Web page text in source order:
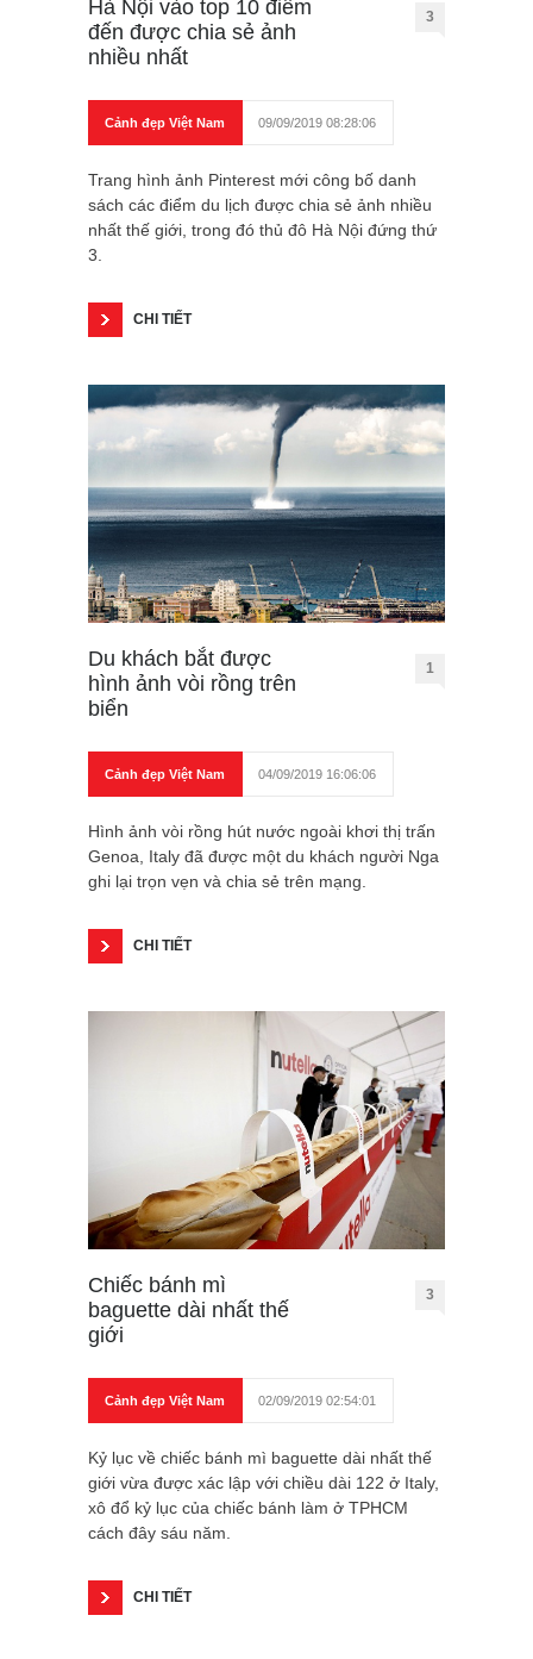
Hà Nội vào top 10 điểm
đến được chia sẻ ảnh
nhiều nhất
3
Cảnh đẹp Việt Nam 09/09/2019 08:28:06
Trang hình ảnh Pinterest mới công bố danh
sách các điểm du lịch được chia sẻ ảnh nhiều
nhất thế giới, trong đó thủ đô Hà Nội đứng thứ
3.
CHI TIẾT
Du khách bắt được
hình ảnh vòi rồng trên
biển
1
Cảnh đẹp Việt Nam 04/09/2019 16:06:06
Hình ảnh vòi rồng hút nước ngoài khơi thị trấn
Genoa, Italy đã được một du khách người Nga
ghi lại trọn vẹn và chia sẻ trên mạng.
CHI TIẾT
Chiếc bánh mì
baguette dài nhất thế
giới
3
Cảnh đẹp Việt Nam 02/09/2019 02:54:01
Kỷ lục về chiếc bánh mì baguette dài nhất thế
giới vừa được xác lập với chiều dài 122 ở Italy,
xô đổ kỷ lục của chiếc bánh làm ở TPHCM
cách đây sáu năm.
CHI TIẾT